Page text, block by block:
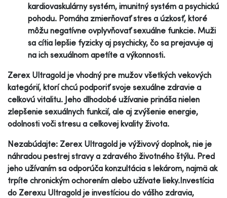
kardiovaskulárny systém, imunitný systém a psychickú
pohodu. Pomáha zmierňovať stres a úzkosť, ktoré
môžu negatívne ovplyvňovať sexuálne funkcie. Muži
sa cítia lepšie fyzicky aj psychicky, čo sa prejavuje aj
na ich sexuálnom apetíte a výkonnosti.
Zerex Ultragold je vhodný pre mužov všetkých vekových
kategórií, ktorí chcú podporiť svoje sexuálne zdravie a
celkovú vitalitu. Jeho dlhodobé užívanie prináša nielen
zlepšenie sexuálnych funkcií, ale aj zvýšenie energie,
odolnosti voči stresu a celkovej kvality života.
Nezabúdajte: Zerex Ultragold je výživový doplnok, nie je
náhradou pestrej stravy a zdravého životného štýlu. Pred
jeho užívaním sa odporúča konzultácia s lekárom, najmä ak
trpíte chronickým ochorením alebo užívate lieky.Investícia
do Zerexu Ultragold je investíciou do vášho zdravia,